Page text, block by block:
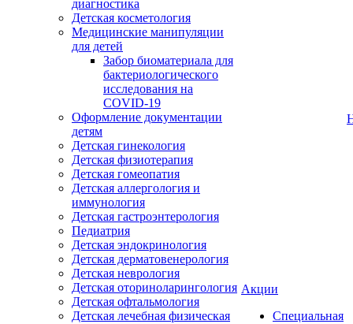
диагностика
Детская косметология
Медицинские манипуляции
для детей
Забор биоматериала для
бактериологического
исследования на
COVID-19
Оформление документации
детям
Детская гинекология
Детская физиотерапия
Детская гомеопатия
Детская аллергология и
иммунология
Детская гастроэнтерология
Педиатрия
Детская эндокринология
Детская дерматовенерология
Детская неврология
Детская оториноларингология
Детская офтальмология
Детская лечебная физическая
Акции
Специальная